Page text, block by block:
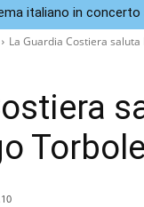
italiano in concerto
La Guardia Costiera